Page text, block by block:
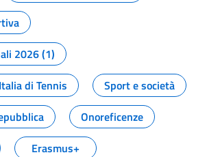
2026 (1)
di Tennis
Sport e società
Onoreficenze
Erasmus+